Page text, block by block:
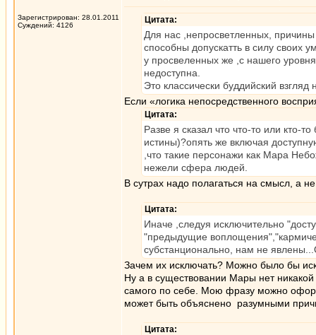
Зарегистрирован: 28.01.2011
Суждений: 4126
Цитата:
Для нас ,непросветленных,
способны допускатть в силу своих
у просвеленных же ,с нашего
недоступна.
Это классически буддийский
Если «логика непосредственного
Цитата:
Разве я сказал что что-то или кто-
истины)?опять же включая
,что такие персонажи как Мара
нежели сфера людей.
В сутрах надо полагаться на смысл, а
Цитата:
Иначе ,следуя исключительно
"предыдущие
субстанционально, нам не
Зачем их исключать? Можно было бы
Ну а в существовании Мары нет
самого по себе. Мою фразу можно
может быть объяснено разумными
Цитата: